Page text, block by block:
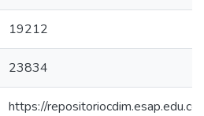
19212
23834
https://